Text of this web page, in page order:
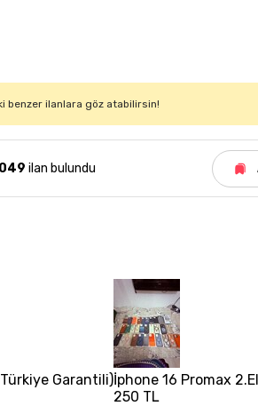
benzer ilanlara göz atabilirsin!
ilan bulundu
Garantili)İphone 16 Promax
250 TL